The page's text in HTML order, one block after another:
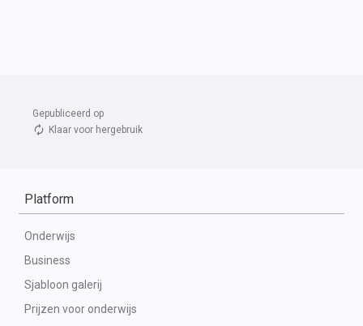
Gepubliceerd op
Klaar voor hergebruik
Platform
Onderwijs
Business
Sjabloon galerij
Prijzen voor onderwijs